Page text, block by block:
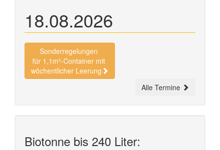
18.08.2026
Sonderregelungen
für 1,1m³-Container mit
wöchentlicher Leerung
Alle Termine
Biotonne bis 240 Liter: